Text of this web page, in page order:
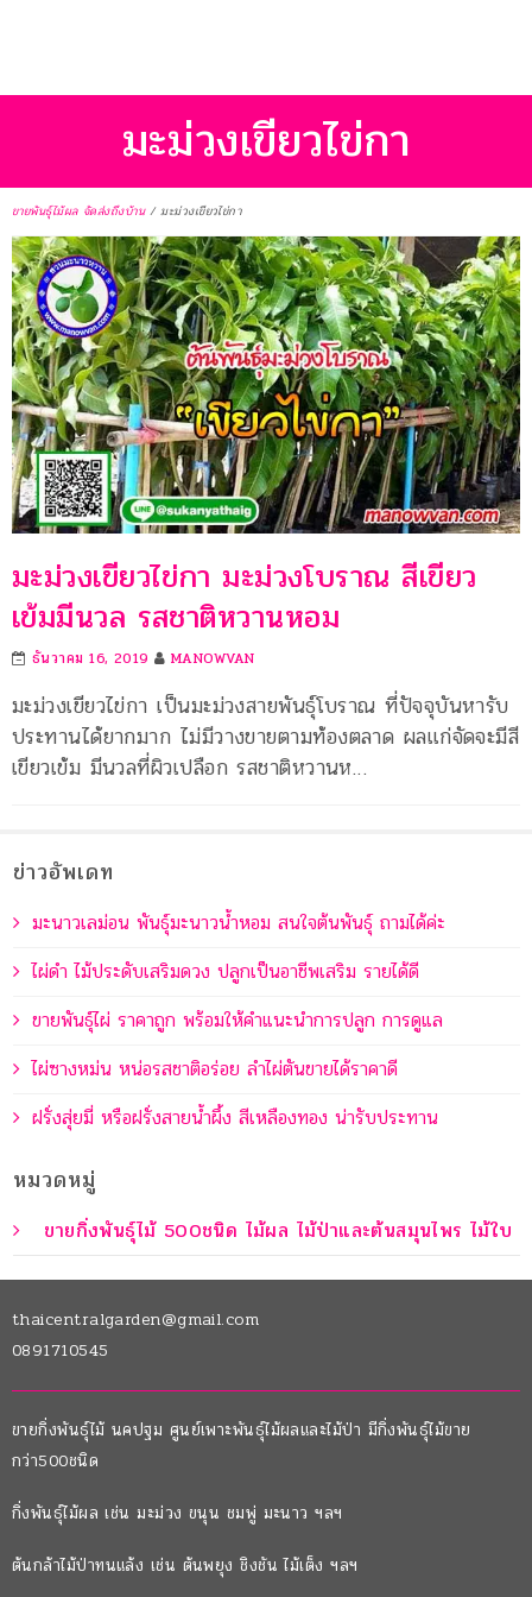
มะม่วงเขียวไข่กา
ขายพันธุ์ไม้ผล จัดส่งถึงบ้าน/มะม่วงเขียวไข่กา
มะม่วงเขียวไข่กา มะม่วงโบราณ สีเขียว
เข้มมีนวล รสชาติหวานหอม
ธันวาคม 16, 2019 MANOWVAN
มะม่วงเขียวไข่กา เป็นมะม่วงสายพันธุ์โบราณ ที่ปัจจุบันหารับ
ประทานได้ยากมาก ไม่มีวางขายตามท้องตลาด ผลแก่จัดจะมีสี
เขียวเข้ม มีนวลที่ผิวเปลือก รสชาติหวานห…
ข่าวอัพเดท
มะนาวเลม่อน พันธุ์มะนาวน้ำหอม สนใจต้นพันธุ์ ถามได้ค่ะ
ไผ่ดำ ไม้ประดับเสริมดวง ปลูกเป็นอาชีพเสริม รายได้ดี
ขายพันธุ์ไผ่ ราคาถูก พร้อมให้คำแนะนำการปลูก การดูแล
ไผ่ซางหม่น หน่อรสชาติอร่อย ลำไผ่ตันขายได้ราคาดี
ฝรั่งสุ่ยมี่ หรือฝรั่งสายน้ำผึ้ง สีเหลืองทอง น่ารับประทาน
หมวดหมู่
ขายกิ่งพันธุ์ไม้ 500ชนิด ไม้ผล ไม้ป่าและต้นสมุนไพร ไม้ใบ
thaicentralgarden@gmail.com
0891710545
ขายกิ่งพันธุ์ไม้ นคปฐม ศูนย์เพาะพันธุ์ไม้ผลและไม้ป่า มีกิ่งพันธุ์ไม้ขาย
กว่า500ชนิด
กิ่งพันธุ์ไม้ผล เช่น มะม่วง ขนุน ชมพู่ มะนาว ฯลฯ
ต้นกล้าไม้ป่าทนแล้ง เช่น ต้นพยุง ชิงชัน ไม้เต็ง ฯลฯ